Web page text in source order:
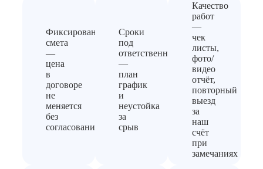
Фиксированная
смета
—
цена
в
договоре
не
меняется
без
согласования
Сроки
под
ответственность
—
план
график
и
неустойка
за
срыв
Качество
работ
—
чек
листы,
фото/
видео
отчёт,
повторный
выезд
за
наш
счёт
при
замечаниях